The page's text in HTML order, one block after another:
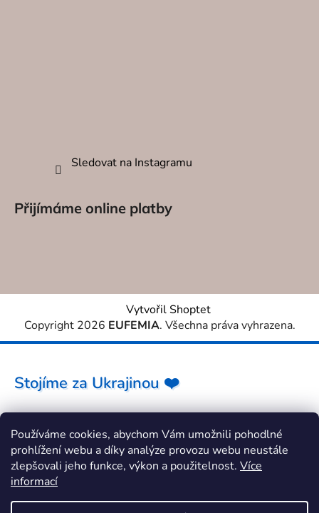
Používáme cookies, abychom Vám umožnili pohodlné
prohlížení webu a díky analýze provozu webu neustále
zlepšovali jeho funkce, výkon a použitelnost. Více
informací
Sledovat na Instagramu
Přijímáme online platby
Vytvořil Shoptet
Copyright 2026 EUFEMIA. Všechna práva vyhrazena.
Stojíme za Ukrajinou ❤️
Jak a čím pomoci »